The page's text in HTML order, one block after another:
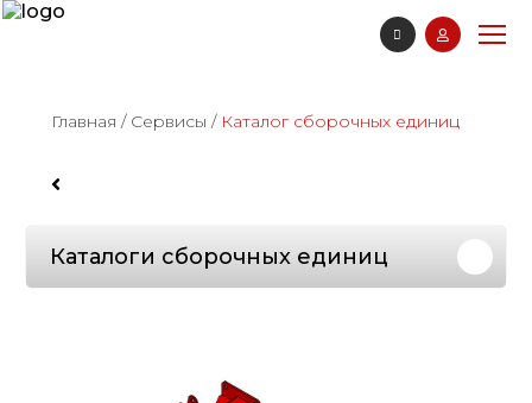
Главная / Сервисы / Каталог сборочных единиц
Каталоги сборочных единиц